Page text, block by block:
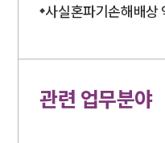
사실혼파기손해배
관련 업무분야